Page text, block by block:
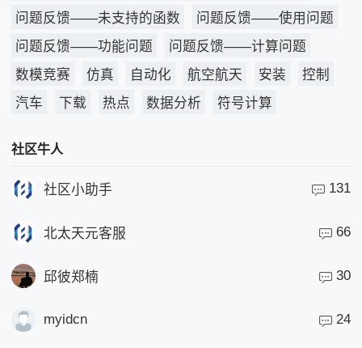
问题反馈——未支持的函数
问题反馈——使用问题
问题反馈——功能问题
问题反馈——计算问题
数模竞赛
仿真 自动化 航空航天 安装
控制
汽车
下载 热点 数据分析 符号计算
社区牛人
社区小助手 131
北太天元客服 66
邱彼郑楠 30
myidcn 24